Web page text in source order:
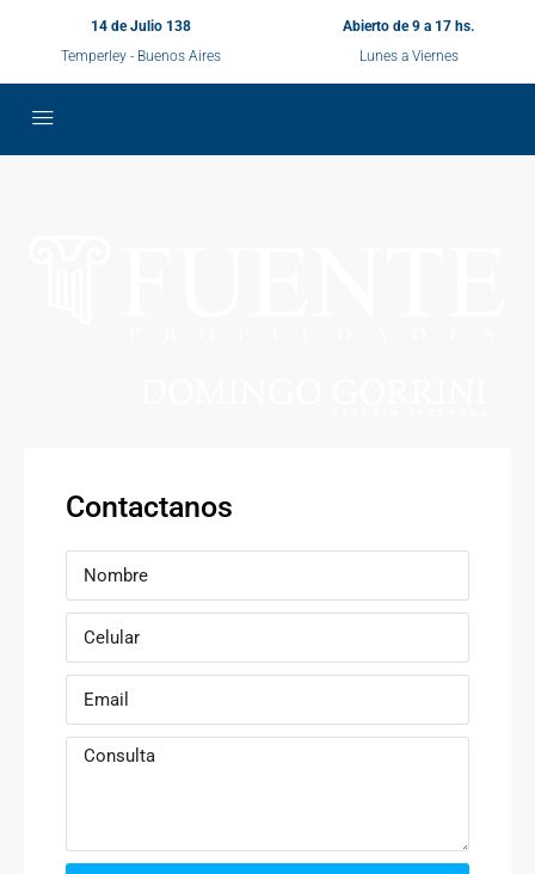
14 de Julio 138
Temperley - Buenos Aires
Abierto de 9 a 17 hs.
Lunes a Viernes
Contactanos